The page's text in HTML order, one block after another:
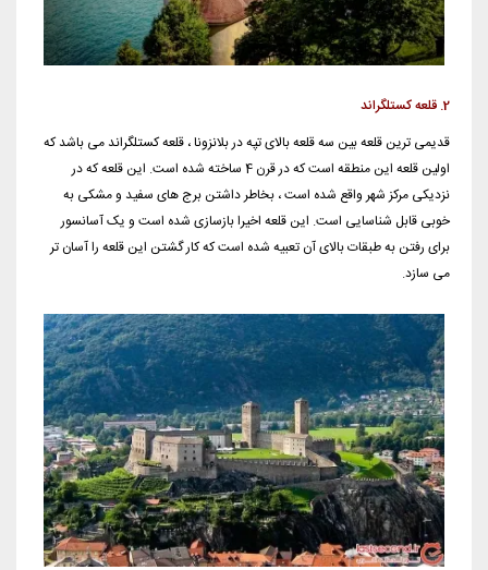
2. قلعه کستلگراند
قدیمی ترین قلعه بین سه قلعه بالای تپه در بلانزونا ، قلعه کستلگراند می باشد که
اولین قلعه این منطقه است که در قرن 4 ساخته ‏شده است. این قلعه که در
نزدیکی مرکز شهر واقع شده است ، بخاطر داشتن برج های سفید و مشکی به
خوبی قابل شناسایی ‏است. این قلعه اخیرا بازسازی شده است و یک آسانسور
برای رفتن به طبقات بالای آن تعبیه شده است که کار گشتن این قلعه را ‏آسان تر
می سازد. ‏ ‏‏ ‏ ‏ ‏ ‏